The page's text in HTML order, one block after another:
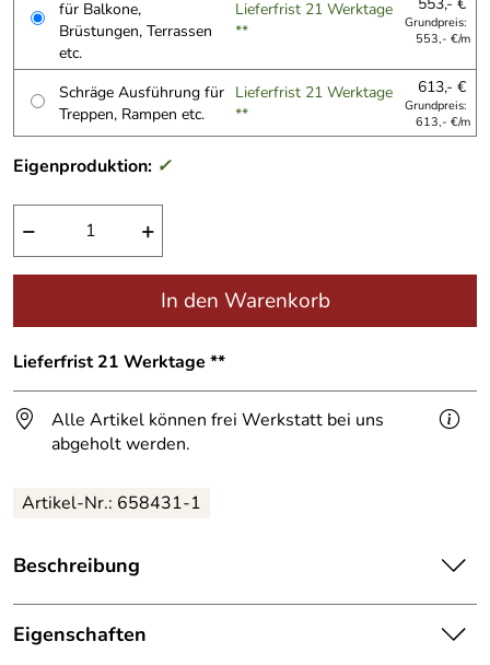
für Balkone,
Brüstungen, Terrassen
etc.
Lieferfrist 21 Werktage
**
Grundpreis:
553,- €/m
Schräge Ausführung für
Treppen, Rampen etc.
Lieferfrist 21 Werktage
**
613,- €
Grundpreis:
613,- €/m
Eigenproduktion: ✓
− +
In den Warenkorb
Lieferfrist 21 Werktage **
Alle Artikel können frei Werkstatt bei uns
abgeholt werden.
Artikel-Nr.: 658431-1
Beschreibung
Treppen- undBrüstungsgeländeraus Edelstahl mit Glasfüllung
Eigenschaften